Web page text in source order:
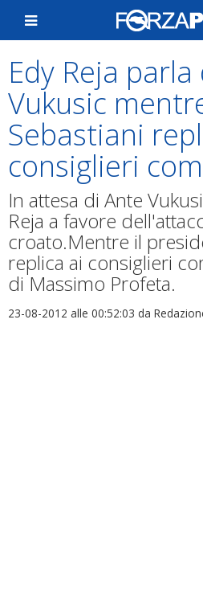
Edy Reja
Vukusic
Sebastiani
consiglieri
In attesa di Ante
Reja a favore
croato.Mentre il
replica ai consiglieri
di Massimo Profeta.
23-08-2012 alle 00:52:03 da